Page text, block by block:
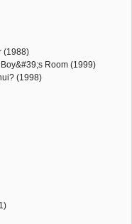
(1988)
Room (1999)
(1998)